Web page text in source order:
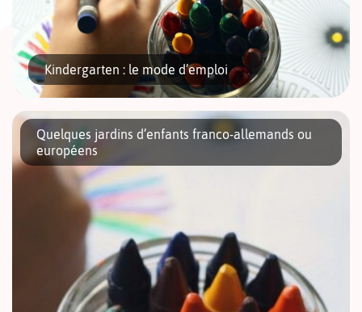
Kindergarten : le mode d’emploi
Avant de commencer l’école primaire, la plupart des petits
Berlinois expérimentent la vie en groupe au sein d’un
Kindergarten/jardin d’enfants. L’école maternelle n’existe
pas ou peu en Allemagne. Ici, la priorité […]
Quelques jardins d’enfants franco-allemands ou
européens